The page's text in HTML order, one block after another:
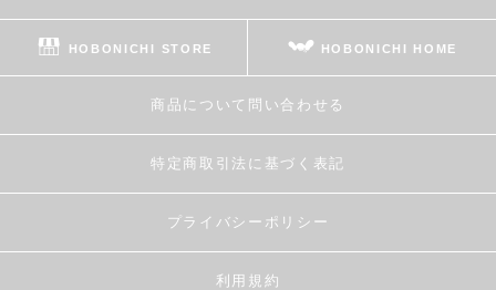
HOBONICHI STORE HOBONICHI HOME
商品について問い合わせる
特定商取引法に基づく表記
プライバシーポリシー
利用規約